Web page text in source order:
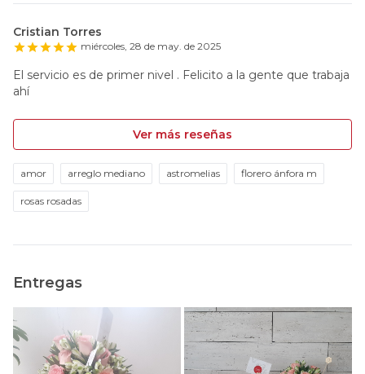
Cristian Torres
miércoles, 28 de may. de 2025
El servicio es de primer nivel . Felicito a la gente que trabaja
ahí
Ver más reseñas
amor arreglo mediano astromelias florero ánfora m
rosas rosadas
Entregas